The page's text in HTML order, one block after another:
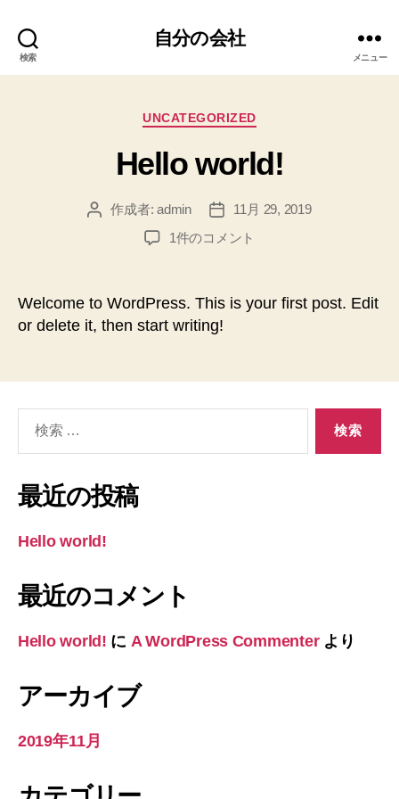
検索
自分の会社
メニュー
カ
ゴ
リ
UNCATEGORIZED
Hello world!
投
作成者:admin
投
稿
11月 29, 2019
Hello
1件のコメント
Welcome to WordPress. This is your first post. Edit
or delete it, then start writing!
象:
最近の投稿
Hello world!
最近のコメント
Hello world! に A WordPress Commenterより
アーカイブ
2019年11月